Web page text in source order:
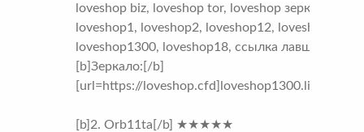
loveshop biz, loveshop tor, loveshop зеркало,
loveshop1, loveshop2, loveshop12, loveshop13,
loveshop1300, loveshop18, ссылка лавшоп
[b]Зеркало:[/b]
[url=https://loveshop.cfd]loveshop1300.live[/url]
[b]2. Orb11ta[/b] ★★★★★